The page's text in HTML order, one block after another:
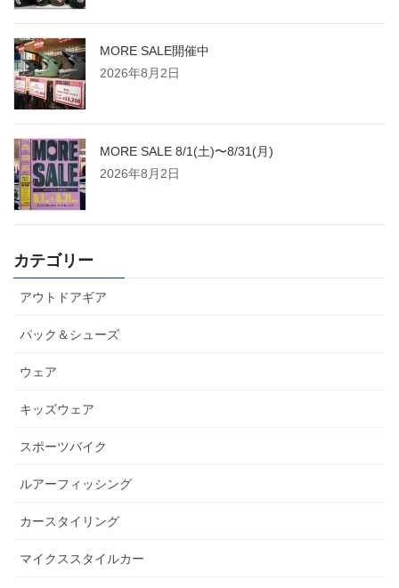
MORE SALE開催中
2026年8月2日
MORE SALE 8/1(土)〜8/31(月)
2026年8月2日
カテゴリー
アウトドアギア
パック＆シューズ
ウェア
キッズウェア
スポーツバイク
ルアーフィッシング
カースタイリング
マイクススタイルカー